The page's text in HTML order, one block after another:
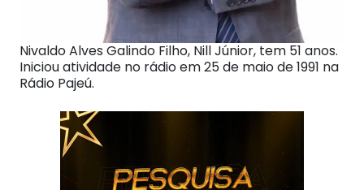
Nivaldo Alves Galindo Filho, Nill Júnior, tem 51 anos.
Iniciou atividade no rádio em 25 de maio de 1991 na
Rádio Pajeú.